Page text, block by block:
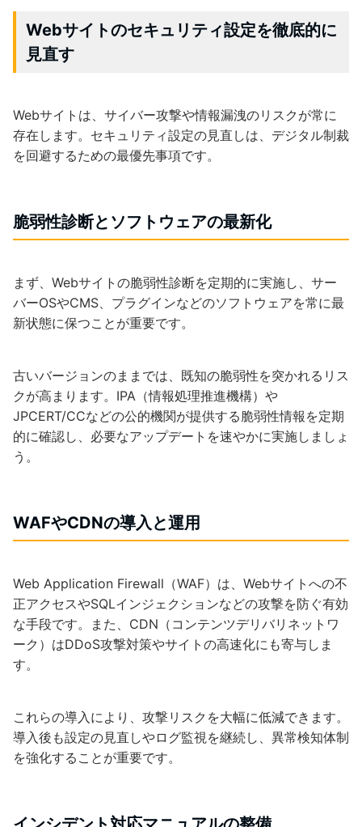
Webサイトのセキュリティ設定を徹底的に
見直す
Webサイトは、サイバー攻撃や情報漏洩のリスクが常に
存在します。セキュリティ設定の見直しは、デジタル制裁
を回避するための最優先事項です。
脆弱性診断とソフトウェアの最新化
まず、Webサイトの脆弱性診断を定期的に実施し、サー
バーOSやCMS、プラグインなどのソフトウェアを常に最
新状態に保つことが重要です。
古いバージョンのままでは、既知の脆弱性を突かれるリス
クが高まります。IPA（情報処理推進機構）や
JPCERT/CCなどの公的機関が提供する脆弱性情報を定期
的に確認し、必要なアップデートを速やかに実施しましょ
う。
WAFやCDNの導入と運用
Web Application Firewall（WAF）は、Webサイトへの不
正アクセスやSQLインジェクションなどの攻撃を防ぐ有効
な手段です。また、CDN（コンテンツデリバリネットワ
ーク）はDDoS攻撃対策やサイトの高速化にも寄与しま
す。
これらの導入により、攻撃リスクを大幅に低減できます。
導入後も設定の見直しやログ監視を継続し、異常検知体制
を強化することが重要です。